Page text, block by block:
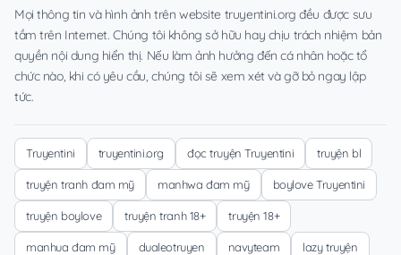
Mọi thông tin và hình ảnh trên website truyentini.org đều được sưu
tầm trên Internet. Chúng tôi không sở hữu hay chịu trách nhiệm bản
quyền nội dung hiển thị. Nếu làm ảnh hưởng đến cá nhân hoặc tổ
chức nào, khi có yêu cầu, chúng tôi sẽ xem xét và gỡ bỏ ngay lập
tức.
Truyentini truyentini.org đọc truyện Truyentini truyện bl
truyện tranh đam mỹ manhwa đam mỹ boylove Truyentini
truyện boylove truyện tranh 18+ truyện 18+
manhua đam mỹ dualeotruyen navyteam lazy truyện